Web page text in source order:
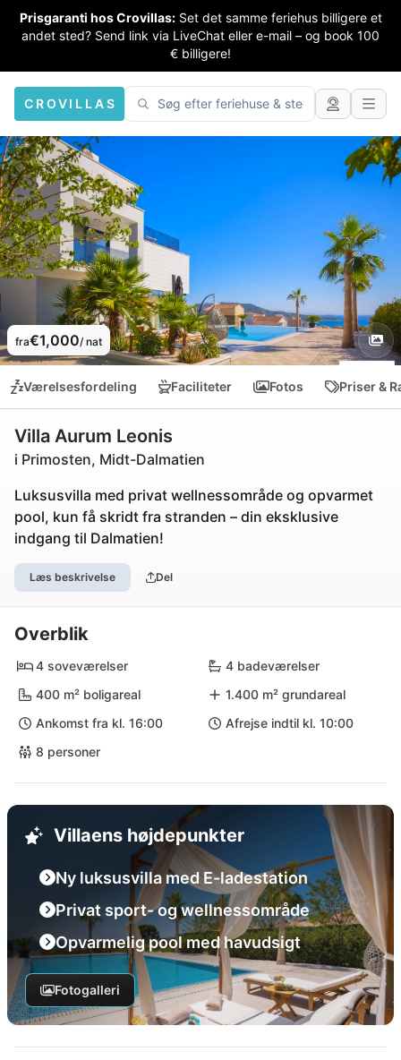
Prisgaranti hos Crovillas: Set det samme feriehus billigere et
andet sted? Send link via LiveChat eller e-mail – og book 100
€ billigere!
CROVILLAS
fra€1,000/ nat
Værelsesfordeling Faciliteter Fotos Priser &
Villa Aurum Leonis
i Primosten, Midt-Dalmatien
Luksusvilla med privat wellnessområde og opvarmet
pool, kun få skridt fra stranden – din eksklusive
indgang til Dalmatien!
Læs beskrivelse Del
Overblik
4 soveværelser
4 badeværelser
400 m² boligareal
1.400 m² grundareal
Ankomst fra kl. 16:00
Afrejse indtil kl. 10:00
8 personer
Villaens højdepunkter
Ny luksusvilla med E-ladestation
Privat sport- og wellnessområde
Opvarmelig pool med havudsigt
Fotogalleri